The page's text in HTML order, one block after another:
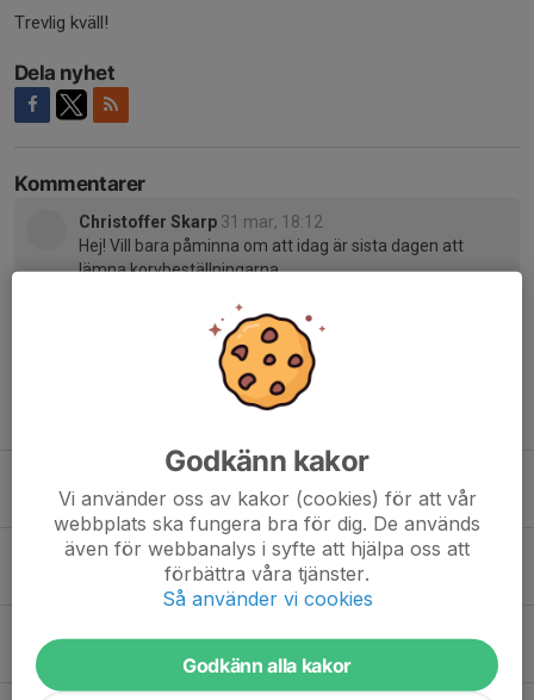
Trevlig kväll!
Dela nyhet
Kommentarer
Christoffer Skarp 31 mar, 18:12
Hej! Vill bara påminna om att idag är sista dagen att
lämna korvbeställningarna.
28 jul, 10:23 0
Träning imorgon torsdag 4/6 flyttad till Gårdstånga
3 jun, 22:28 0
26 maj, 21:40 0
Godkänn kakor
Vi använder oss av kakor (cookies) för att vår
webbplats ska fungera bra för dig. De används
även för webbanalys i syfte att hjälpa oss att
förbättra våra tjänster.
Så använder vi cookies
Godkänn alla kakor